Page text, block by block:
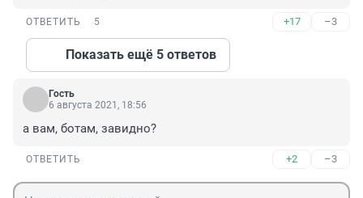
ОТВЕТИТЬ 5 +17 –3
Показать ещё 5 ответов
Гость
6 августа 2021, 18:56
а вам, ботам, завидно?
ОТВЕТИТЬ +2 –3